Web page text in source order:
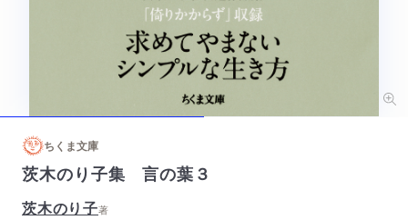
ちくま文庫
茨木のり子集 言の葉３
茨木のり子著